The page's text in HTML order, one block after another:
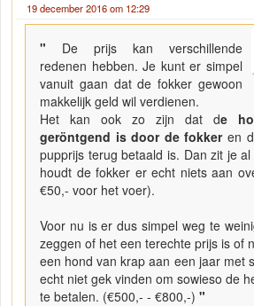
19 december 2016 om 12:29
" De prijs kan verschillende
redenen hebben. Je kunt er simpel
vanuit gaan dat de fokker gewoon
makkelijk geld wil verdienen.
Het kan ook zo zijn dat de
geröntgend is door de fokkeren
pupprijs terug betaald is. Dan zit je
houdt de fokker er echt niets aan
€50,- voor het voer).
Voor nu is er dus simpel weg te
zeggen of het een terechte prijs is of
een hond van krap aan een jaar met
echt niet gek vinden om sowieso de
te betalen. (€500,- - €800,-) "